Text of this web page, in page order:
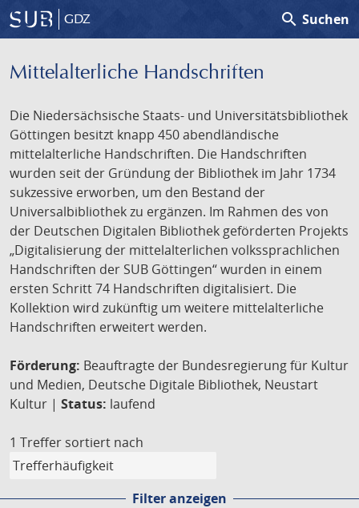
GDZ search Suchen
Mittelalterliche Handschriften
Die Niedersächsische Staats- und Universitätsbibliothek
Göttingen besitzt knapp 450 abendländische
mittelalterliche Handschriften. Die Handschriften
wurden seit der Gründung der Bibliothek im Jahr 1734
sukzessive erworben, um den Bestand der
Universalbibliothek zu ergänzen. Im Rahmen des von
der Deutschen Digitalen Bibliothek geförderten Projekts
„Digitalisierung der mittelalterlichen volkssprachlichen
Handschriften der SUB Göttingen“ wurden in einem
ersten Schritt 74 Handschriften digitalisiert. Die
Kollektion wird zukünftig um weitere mittelalterliche
Handschriften erweitert werden.
Förderung: Beauftragte der Bundesregierung für Kultur
und Medien, Deutsche Digitale Bibliothek, Neustart
Kultur | Status: laufend
1 Treffer sortiert nach
Filter anzeigen